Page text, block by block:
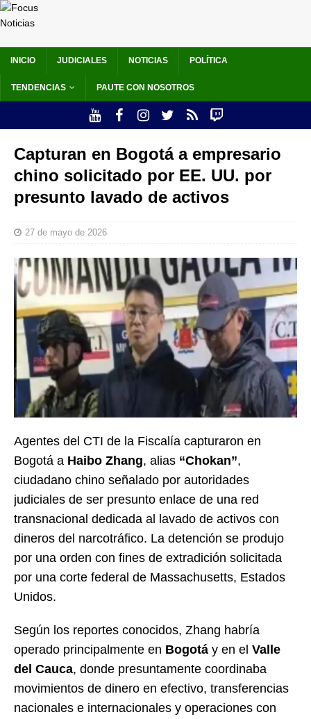
INICIO JUDICIALES NOTICIAS POLÍTICA
TENDENCIAS PAUTE CON NOSOTROS
Capturan en Bogotá a empresario
chino solicitado por EE. UU. por
presunto lavado de activos
27 de mayo de 2026
Agentes del CTI de la Fiscalía capturaron en
Bogotá a Haibo Zhang, alias “Chokan”,
ciudadano chino señalado por autoridades
judiciales de ser presunto enlace de una red
transnacional dedicada al lavado de activos con
dineros del narcotráfico. La detención se produjo
por una orden con fines de extradición solicitada
por una corte federal de Massachusetts, Estados
Unidos.
Según los reportes conocidos, Zhang habría
operado principalmente en Bogotá y en el Valle
del Cauca, donde presuntamente coordinaba
movimientos de dinero en efectivo, transferencias
nacionales e internacionales y operaciones con